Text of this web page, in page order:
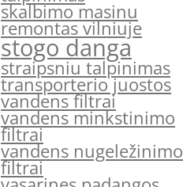
skalbimo masinu
remontas vilniuje
stogo danga
straipsniu talpinimas
transporterio juostos
vandens filtrai
vandens minkstinimo
filtrai
vandens nugeležinimo
filtrai